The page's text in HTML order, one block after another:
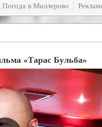
Погода в Миллерово
«Тарас Бульба»